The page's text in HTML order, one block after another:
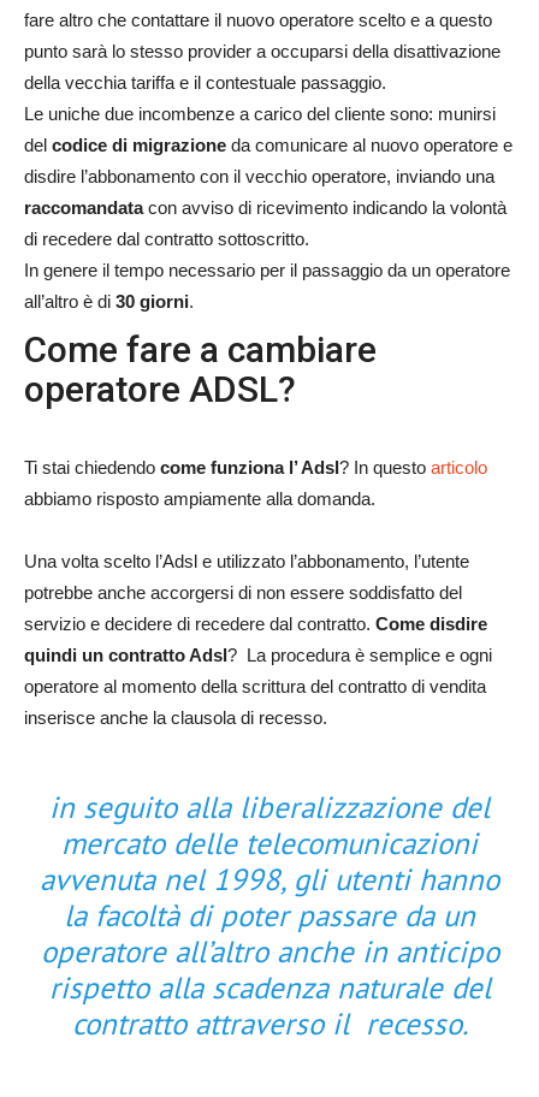
fare altro che contattare il nuovo operatore scelto e a questo
punto sarà lo stesso provider a occuparsi della disattivazione
della vecchia tariffa e il contestuale passaggio.
Le uniche due incombenze a carico del cliente sono: munirsi
del codice di migrazione da comunicare al nuovo operatore e
disdire l’abbonamento con il vecchio operatore, inviando una
raccomandatacon avviso di ricevimento indicando la volontà
di recedere dal contratto sottoscritto.
In genere il tempo necessario per il passaggio da un operatore
all’altro è di 30 giorni.
Come fare a cambiare
operatore ADSL?
Ti stai chiedendo come funziona l’ Adsl? In questo articolo
abbiamo risposto ampiamente alla domanda.
Una volta scelto l’Adsl e utilizzato l’abbonamento, l’utente
potrebbe anche accorgersi di non essere soddisfatto del
servizio e decidere di recedere dal contratto. Come disdire
quindi un contratto Adsl? La procedura è semplice e ogni
operatore al momento della scrittura del contratto di vendita
inserisce anche la clausola di recesso.
in seguito alla liberalizzazione del
mercato delle telecomunicazioni
avvenuta nel 1998, gli utenti hanno
la facoltà di poter passare da un
operatore all’altro anche in anticipo
rispetto alla scadenza naturale del
contratto attraverso il recesso.